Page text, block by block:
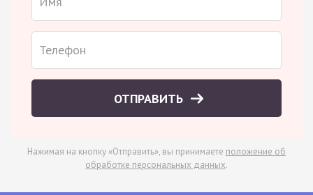
ОТПРАВИТЬ
Нажимая на кнопку «Отправить», вы принимаете положение об
обработке персональных данных.